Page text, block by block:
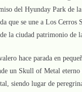
del Hyunday Park de
que se une a Los Cerros
la ciudad patrimonio de
hace parada en
un Skull of Metal eterno
siendo lugar de